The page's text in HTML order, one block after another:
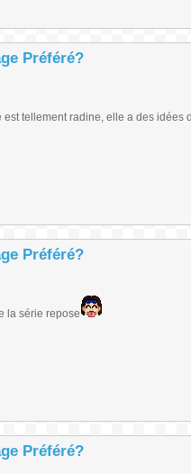
Préféré?
tellement radine, elle a des idées
Préféré?
la série repose
Préféré?